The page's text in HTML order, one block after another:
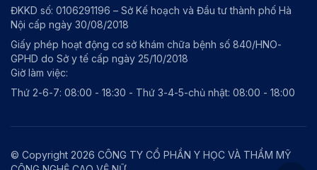
ĐKKD số: 0106291196 – Sở Kế hoạch và Đầu tư thành phố Hà
Nội cấp ngày 30/08/2018
Giấy phép hoạt động cơ sở khám chữa bệnh số 840/HNO-
GPHD do Sở y tế cấp ngày 25/10/2018
Giờ làm việc:
Thứ 2-6-7: 08:00 - 18:30 - Thứ 3-4-5-chủ nhật: 08:00 - 18:00
© Copyright 2026 CÔNG TY CỔ PHẦN Y HỌC VÀ THẨM MỸ